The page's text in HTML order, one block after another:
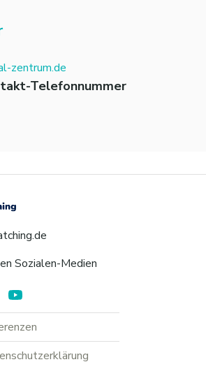
zentrum.de
Telefonnummer
Sozialen-Medien